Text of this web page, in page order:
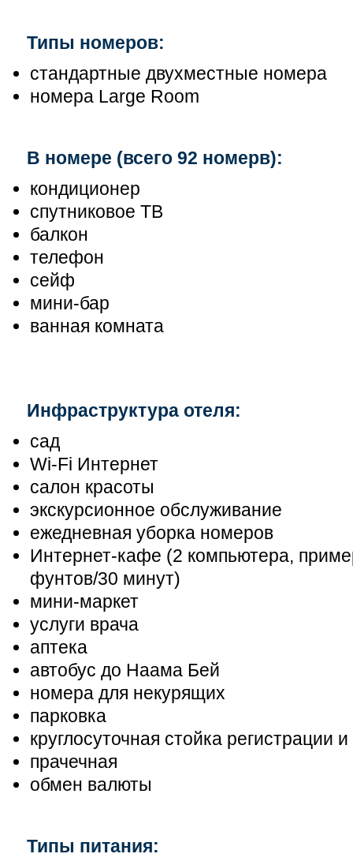
Типы номеров:
стандартные двухместные номера
номера Large Room
В номере (всего 92 номерв):
кондиционер
спутниковое ТВ
балкон
телефон
сейф
мини-бар
ванная комната
Инфраструктура отеля:
сад
Wi-Fi Интернет
салон красоты
экскурсионное обслуживание
ежедневная уборка номеров
Интернет-кафе (2 компьютера,
фунтов/30 минут)
мини-маркет
услуги врача
аптека
автобус до Наама Бей
номера для некурящих
парковка
круглосуточная стойка регистрации
прачечная
обмен валюты
Типы питания: